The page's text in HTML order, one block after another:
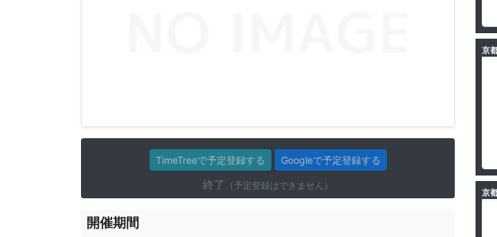
TimeTreeで予定登録する Googleで予定登録する
終了 （予定登録はできません）
開催期間
京
京